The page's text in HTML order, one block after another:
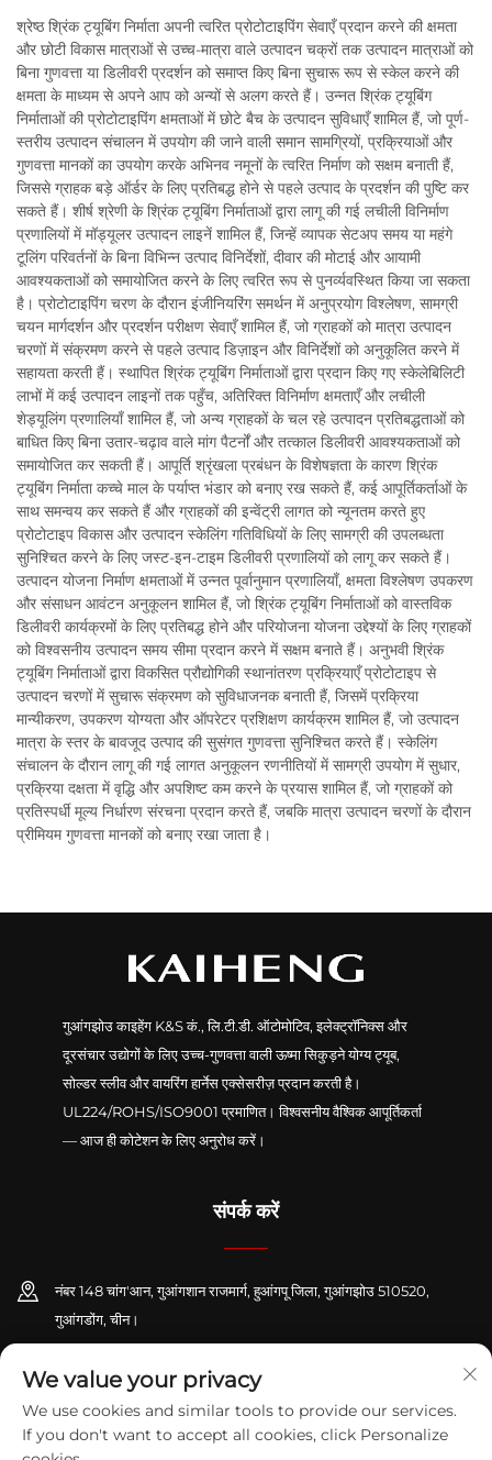
श्रेष्ठ श्रिंक ट्यूबिंग निर्माता अपनी त्वरित प्रोटोटाइपिंग सेवाएँ प्रदान करने की क्षमता
और छोटी विकास मात्राओं से उच्च-मात्रा वाले उत्पादन चक्रों तक उत्पादन मात्राओं को
बिना गुणवत्ता या डिलीवरी प्रदर्शन को समाप्त किए बिना सुचारू रूप से स्केल करने की
क्षमता के माध्यम से अपने आप को अन्यों से अलग करते हैं। उन्नत श्रिंक ट्यूबिंग
निर्माताओं की प्रोटोटाइपिंग क्षमताओं में छोटे बैच के उत्पादन सुविधाएँ शामिल हैं, जो पूर्ण-
स्तरीय उत्पादन संचालन में उपयोग की जाने वाली समान सामग्रियों, प्रक्रियाओं और
गुणवत्ता मानकों का उपयोग करके अभिनव नमूनों के त्वरित निर्माण को सक्षम बनाती हैं,
जिससे ग्राहक बड़े ऑर्डर के लिए प्रतिबद्ध होने से पहले उत्पाद के प्रदर्शन की पुष्टि कर
सकते हैं। शीर्ष श्रेणी के श्रिंक ट्यूबिंग निर्माताओं द्वारा लागू की गई लचीली विनिर्माण
प्रणालियों में मॉड्यूलर उत्पादन लाइनें शामिल हैं, जिन्हें व्यापक सेटअप समय या महंगे
टूलिंग परिवर्तनों के बिना विभिन्न उत्पाद विनिर्देशों, दीवार की मोटाई और आयामी
आवश्यकताओं को समायोजित करने के लिए त्वरित रूप से पुनर्व्यवस्थित किया जा सकता
है। प्रोटोटाइपिंग चरण के दौरान इंजीनियरिंग समर्थन में अनुप्रयोग विश्लेषण, सामग्री
चयन मार्गदर्शन और प्रदर्शन परीक्षण सेवाएँ शामिल हैं, जो ग्राहकों को मात्रा उत्पादन
चरणों में संक्रमण करने से पहले उत्पाद डिज़ाइन और विनिर्देशों को अनुकूलित करने में
सहायता करती हैं। स्थापित श्रिंक ट्यूबिंग निर्माताओं द्वारा प्रदान किए गए स्केलेबिलिटी
लाभों में कई उत्पादन लाइनों तक पहुँच, अतिरिक्त विनिर्माण क्षमताएँ और लचीली
शेड्यूलिंग प्रणालियाँ शामिल हैं, जो अन्य ग्राहकों के चल रहे उत्पादन प्रतिबद्धताओं को
बाधित किए बिना उतार-चढ़ाव वाले मांग पैटर्नों और तत्काल डिलीवरी आवश्यकताओं को
समायोजित कर सकती हैं। आपूर्ति श्रृंखला प्रबंधन के विशेषज्ञता के कारण श्रिंक
ट्यूबिंग निर्माता कच्चे माल के पर्याप्त भंडार को बनाए रख सकते हैं, कई आपूर्तिकर्ताओं के
साथ समन्वय कर सकते हैं और ग्राहकों की इन्वेंट्री लागत को न्यूनतम करते हुए
प्रोटोटाइप विकास और उत्पादन स्केलिंग गतिविधियों के लिए सामग्री की उपलब्धता
सुनिश्चित करने के लिए जस्ट-इन-टाइम डिलीवरी प्रणालियों को लागू कर सकते हैं।
उत्पादन योजना निर्माण क्षमताओं में उन्नत पूर्वानुमान प्रणालियाँ, क्षमता विश्लेषण उपकरण
और संसाधन आवंटन अनुकूलन शामिल हैं, जो श्रिंक ट्यूबिंग निर्माताओं को वास्तविक
डिलीवरी कार्यक्रमों के लिए प्रतिबद्ध होने और परियोजना योजना उद्देश्यों के लिए ग्राहकों
को विश्वसनीय उत्पादन समय सीमा प्रदान करने में सक्षम बनाते हैं। अनुभवी श्रिंक
ट्यूबिंग निर्माताओं द्वारा विकसित प्रौद्योगिकी स्थानांतरण प्रक्रियाएँ प्रोटोटाइप से
उत्पादन चरणों में सुचारू संक्रमण को सुविधाजनक बनाती हैं, जिसमें प्रक्रिया
मान्यीकरण, उपकरण योग्यता और ऑपरेटर प्रशिक्षण कार्यक्रम शामिल हैं, जो उत्पादन
मात्रा के स्तर के बावजूद उत्पाद की सुसंगत गुणवत्ता सुनिश्चित करते हैं। स्केलिंग
संचालन के दौरान लागू की गई लागत अनुकूलन रणनीतियों में सामग्री उपयोग में सुधार,
प्रक्रिया दक्षता में वृद्धि और अपशिष्ट कम करने के प्रयास शामिल हैं, जो ग्राहकों को
प्रतिस्पर्धी मूल्य निर्धारण संरचना प्रदान करते हैं, जबकि मात्रा उत्पादन चरणों के दौरान
प्रीमियम गुणवत्ता मानकों को बनाए रखा जाता है।
गुआंगझोउ काइहेंग K&S कं., लि.टी.डी. ऑटोमोटिव, इलेक्ट्रॉनिक्स और
दूरसंचार उद्योगों के लिए उच्च-गुणवत्ता वाली ऊष्मा सिकुड़ने योग्य ट्यूब,
सोल्डर स्लीव और वायरिंग हार्नेस एक्सेसरीज़ प्रदान करती है।
UL224/ROHS/ISO9001 प्रमाणित। विश्वसनीय वैश्विक आपूर्तिकर्ता
— आज ही कोटेशन के लिए अनुरोध करें।
संपर्क करें
नंबर 148 चांग'आन, गुआंगशान राजमार्ग, हुआंगपू जिला, गुआंगझोउ 510520,
गुआंगडोंग, चीन।
+86-13416189912
[email protected]
We value your privacy
We use cookies and similar tools to provide our services.
If you don't want to accept all cookies, click Personalize